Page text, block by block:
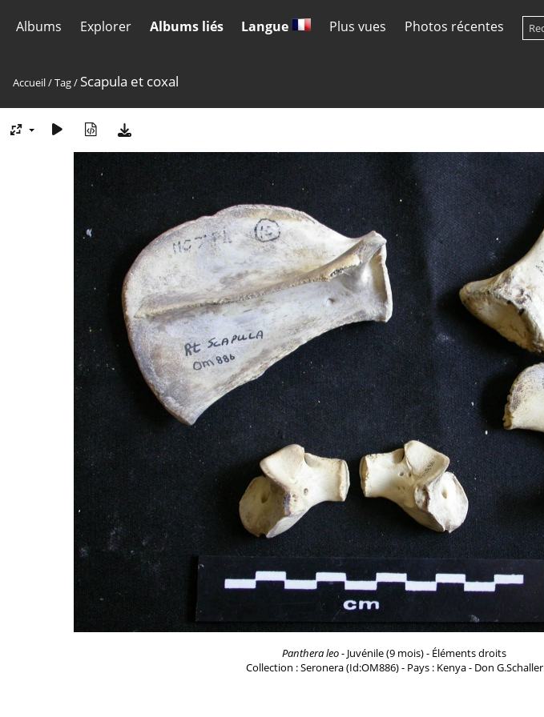
Albums Explorer Albums liés Langue Plus vues Photos récentes
Accueil/Tag/ Scapula et coxal
Panthera leo- Juvénile (9 mois) - Éléments droits
Collection : Seronera (Id:OM886) - Pays : Kenya - Don G.Schaller